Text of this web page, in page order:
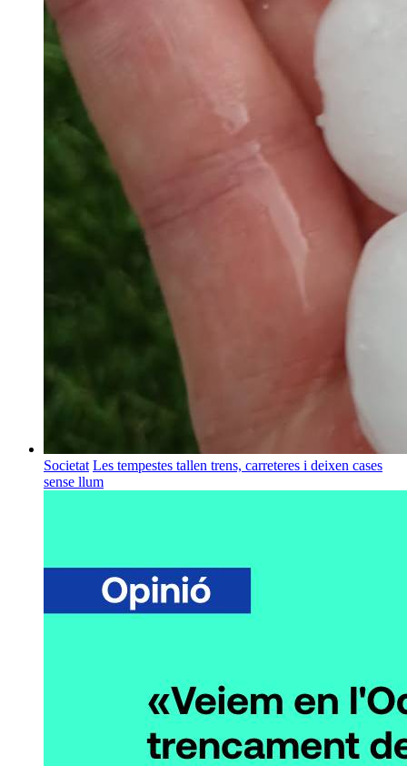
Societat Les tempestes tallen trens, carreteres i deixen cases
sense llum